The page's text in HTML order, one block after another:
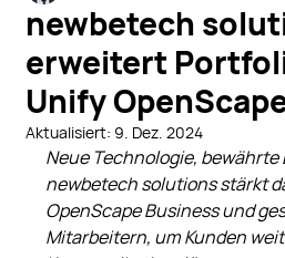
newbetech
erweitert
Unify
Aktualisiert: 9. Dez. 2024
Neue Technologie, bewährte
newbetech solutions stärkt
OpenScape Business und
Mitarbeitern, um Kunden